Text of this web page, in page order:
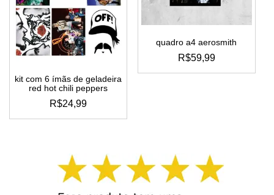
kit com 6 ímãs de geladeira
red hot chili peppers
R$24,99
quadro a4 aerosmith
R$59,99
este
podem
ser
escolhidas